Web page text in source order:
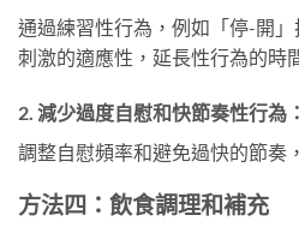
通過練習性行為，例如「停-開
刺激的適應性，延長性行為的時
2. 減少過度自慰和快節奏性行為：
調整自慰頻率和避免過快的節奏
方法四：飲食調理和補充